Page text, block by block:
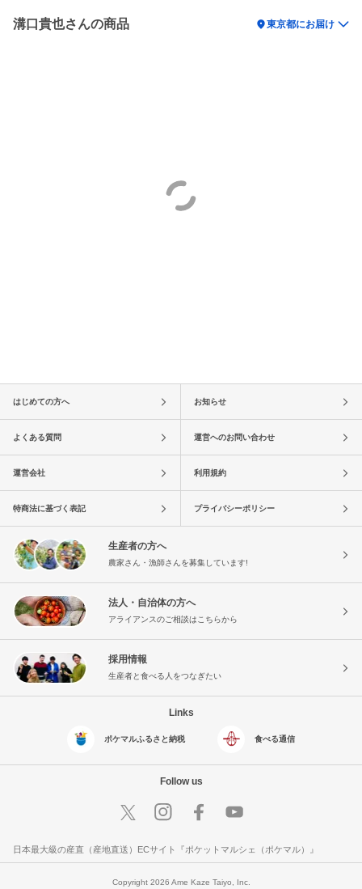
溝口貴也さんの商品 location_on東京都にお届け
はじめての方へ お知らせ
よくある質問 運営へのお問い合わせ
運営会社 利用規約
特商法に基づく表記 プライバシーポリシー
生産者の方へ
農家さん・漁師さんを募集しています!
法人・自治体の方へ
アライアンスのご相談はこちらから
採用情報
生産者と食べる人をつなぎたい
Links
ポケマルふるさと納税 食べる通信
Follow us
日本最大級の産直（産地直送）ECサイト『ポケットマルシェ（ポケマル）』
Copyright 2026 Ame Kaze Taiyo, Inc.